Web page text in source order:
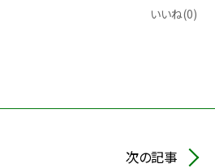
いいね(0)
次の記事